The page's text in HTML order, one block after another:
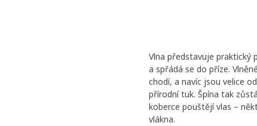
Vlna představuje praktický
a spřádá se do příze.
chodí, a navíc jsou velice
přírodní tuk. Špína tak
koberce pouštějí vlas –
vlákna.